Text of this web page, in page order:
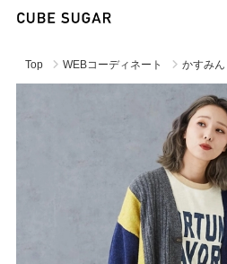
Top WEBコーディネート かすみん